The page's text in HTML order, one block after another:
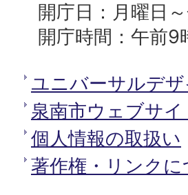
開庁日：月曜日
開庁時間：午前
ユニバーサルデザ
泉南市ウェブサ
個人情報の取扱い
著作権・リンクに